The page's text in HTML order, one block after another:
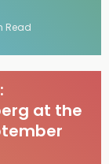
Read
at the